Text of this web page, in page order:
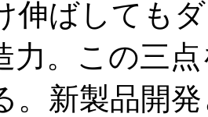
伸ばしても
力。この三
。新製品開